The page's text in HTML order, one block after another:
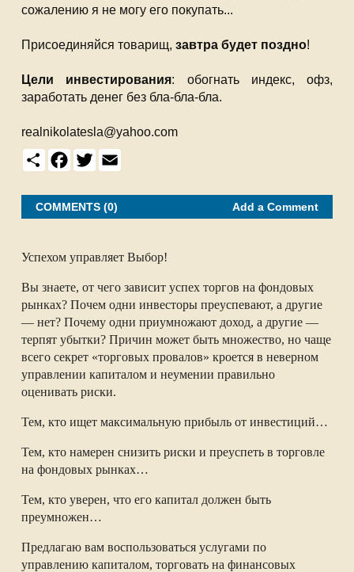
сожалению я не могу его покупать...
Присоединяйся товарищ, завтра будет поздно!
Цели инвестирования: обогнать индекс, офз,
заработать денег без бла-бла-бла.
realnikolatesla@yahoo.com
S
h
r
F
a
e
b
o
T
w
t
t
e
E
m
i
l
COMMENTS (0) Add a Comment
Успехом управляет Выбор!
Вы знаете, от чего зависит успех торгов на фондовых
рынках? Почем одни инвесторы преуспевают, а другие
— нет? Почему одни приумножают доход, а другие —
терпят убытки? Причин может быть множество, но чаще
всего секрет «торговых провалов» кроется в неверном
управлении капиталом и неумении правильно
оценивать риски.
Тем, кто ищет максимальную прибыль от инвестиций…
Тем, кто намерен снизить риски и преуспеть в торговле
на фондовых рынках…
Тем, кто уверен, что его капитал должен быть
преумножен…
Предлагаю вам воспользоваться услугами по
управлению капиталом, торговать на финансовых